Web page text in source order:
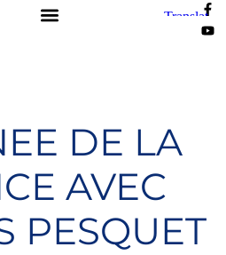
DE LA
AVEC
PESQUET